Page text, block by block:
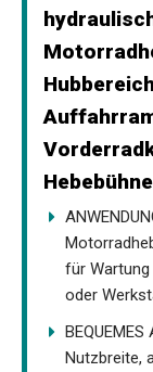
für Wartung
oder
Nutzbreite,